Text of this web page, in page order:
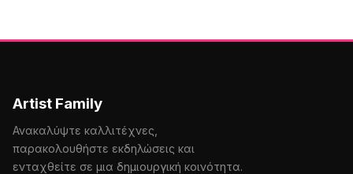
Artist Family
Ανακαλύψτε καλλιτέχνες,
παρακολουθήστε εκδηλώσεις και
ενταχθείτε σε μια δημιουργική κοινότητα.